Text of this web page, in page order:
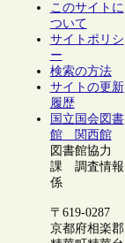
このサイトに
ついて
サイトポリシ
ー
検索の方法
サイトの更新
履歴
国立国会図書
館 関西館
図書館協力
課 調査情報
係
〒619-0287
京都府相楽郡